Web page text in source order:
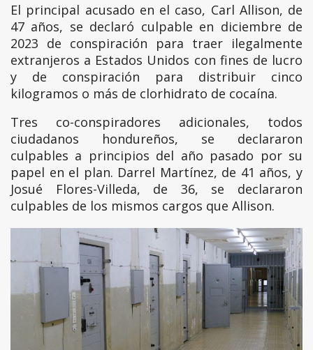
El principal acusado en el caso, Carl Allison, de
47 años, se declaró culpable en diciembre de
2023 de conspiración para traer ilegalmente
extranjeros a Estados Unidos con fines de lucro
y de conspiración para distribuir cinco
kilogramos o más de clorhidrato de cocaína.
Tres co-conspiradores adicionales, todos
ciudadanos hondureños, se declararon
culpables a principios del año pasado por su
papel en el plan. Darrel Martínez, de 41 años, y
Josué Flores-Villeda, de 36, se declararon
culpables de los mismos cargos que Allison.